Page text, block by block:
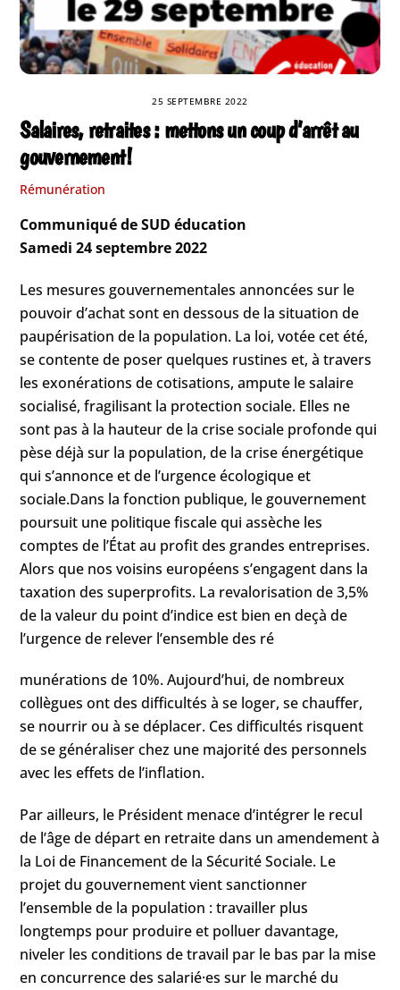
25 SEPTEMBRE 2022
Salaires, retraites : mettons un coup d’arrêt au
gouvernement !
Rémunération
Communiqué de SUD éducation
Samedi 24 septembre 2022
Les mesures gouvernementales annoncées sur le
pouvoir d’achat sont en dessous de la situation de
paupérisation de la population. La loi, votée cet été,
se contente de poser quelques rustines et, à travers
les exonérations de cotisations, ampute le salaire
socialisé, fragilisant la protection sociale. Elles ne
sont pas à la hauteur de la crise sociale profonde qui
pèse déjà sur la population, de la crise énergétique
qui s’annonce et de l’urgence écologique et
sociale.Dans la fonction publique, le gouvernement
poursuit une politique fiscale qui assèche les
comptes de l’État au profit des grandes entreprises.
Alors que nos voisins européens s’engagent dans la
taxation des superprofits. La revalorisation de 3,5%
de la valeur du point d’indice est bien en deçà de
l’urgence de relever l’ensemble des ré
munérations de 10%. Aujourd’hui, de nombreux
collègues ont des difficultés à se loger, se chauffer,
se nourrir ou à se déplacer. Ces difficultés risquent
de se généraliser chez une majorité des personnels
avec les effets de l’inflation.
Par ailleurs, le Président menace d’intégrer le recul
de l’âge de départ en retraite dans un amendement à
la Loi de Financement de la Sécurité Sociale. Le
projet du gouvernement vient sanctionner
l’ensemble de la population : travailler plus
longtemps pour produire et polluer davantage,
niveler les conditions de travail par le bas par la mise
en concurrence des salarié·es sur le marché du